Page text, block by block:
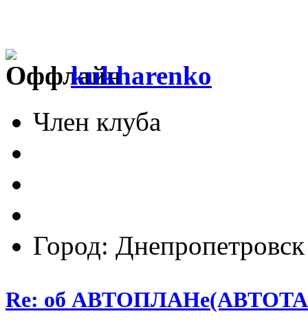
kukharenko
Член клуба
Город: Днепропетровск
Re: об